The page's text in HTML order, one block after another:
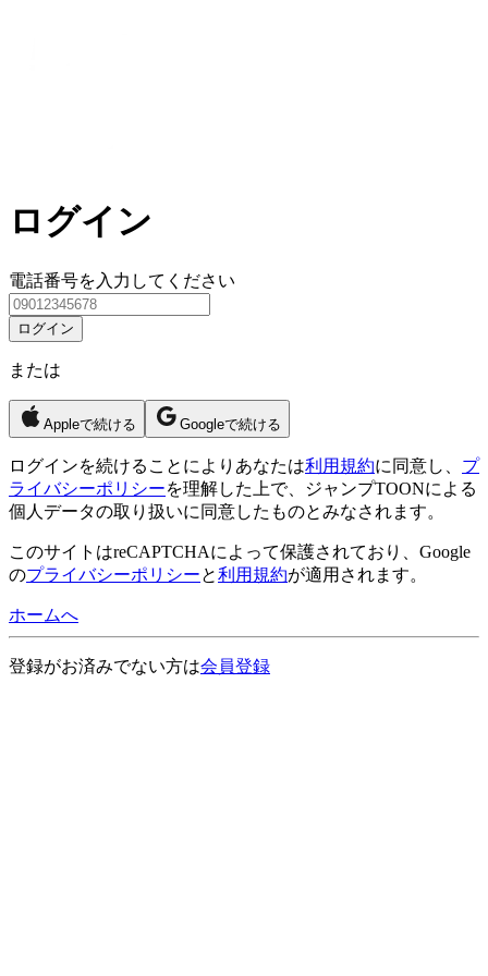
ログイン
電話番号を入力してください
ログイン
または
Appleで続ける Googleで続ける
ログインを続けることによりあなたは利用規約に同意し、 プ
ライバシーポリシーを理解した上で、ジャンプTOONによる
個人データの取り扱いに同意したものとみなされます。
このサイトはreCAPTCHAによって保護されており、Google
のプライバシーポリシーと利用規約が適用されます。
ホームへ
登録がお済みでない方は会員登録